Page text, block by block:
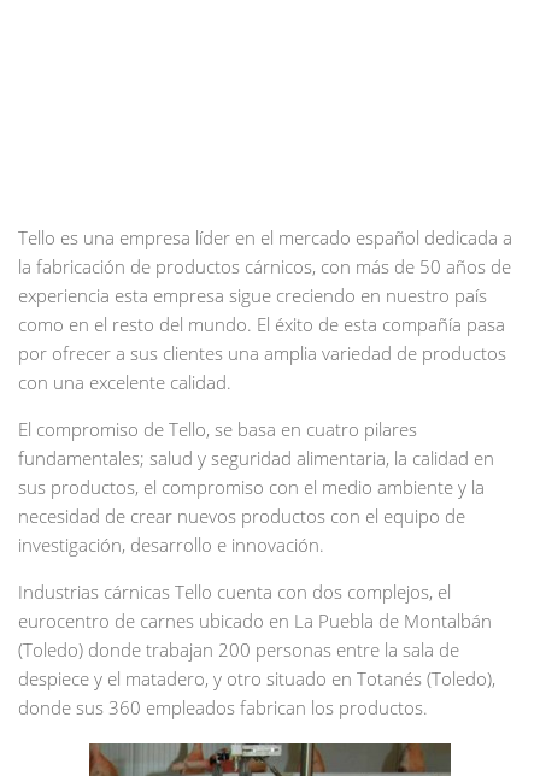
Tello es una empresa líder en el mercado español dedicada a
la fabricación de productos cárnicos, con más de 50 años de
experiencia esta empresa sigue creciendo en nuestro país
como en el resto del mundo. El éxito de esta compañía pasa
por ofrecer a sus clientes una amplia variedad de productos
con una excelente calidad.
El compromiso de Tello, se basa en cuatro pilares
fundamentales; salud y seguridad alimentaria, la calidad en
sus productos, el compromiso con el medio ambiente y la
necesidad de crear nuevos productos con el equipo de
investigación, desarrollo e innovación.
Industrias cárnicas Tello cuenta con dos complejos, el
eurocentro de carnes ubicado en La Puebla de Montalbán
(Toledo) donde trabajan 200 personas entre la sala de
despiece y el matadero, y otro situado en Totanés (Toledo),
donde sus 360 empleados fabrican los productos.